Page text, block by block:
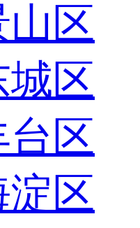
区
城区
台区
淀区